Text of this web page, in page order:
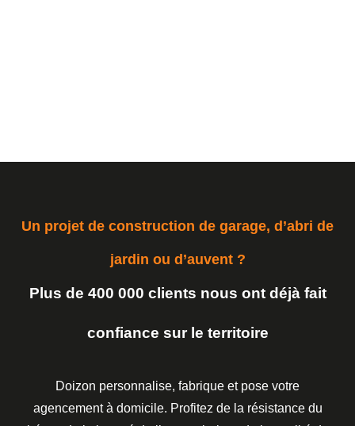
Un projet de construction de garage, d’abri de
jardin ou d’auvent ?
Plus de 400 000 clients nous ont déjà fait
confiance sur le territoire
Doizon personnalise, fabrique et pose votre
agencement à domicile. Profitez de la résistance du